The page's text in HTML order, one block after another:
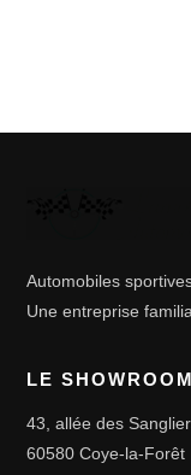
Automobiles
Une entreprise
LE SHOWROOM
43, allée des
60580 Coye-la-Forêt